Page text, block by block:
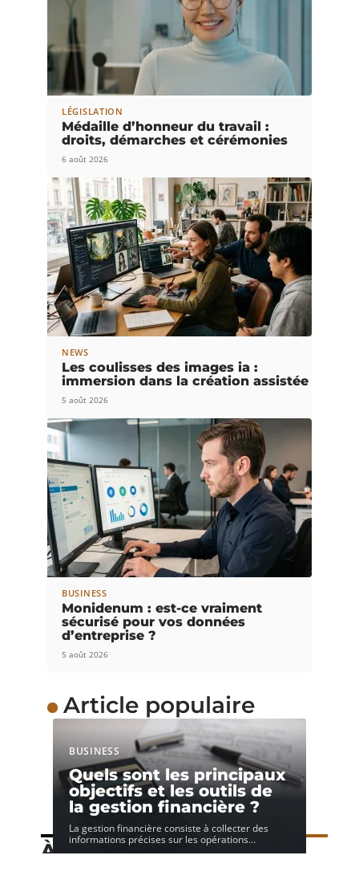
LÉGISLATION
Médaille d’honneur du travail :
droits, démarches et cérémonies
6 août 2026
NEWS
Les coulisses des images ia :
immersion dans la création assistée
5 août 2026
BUSINESS
Monidenum : est-ce vraiment
sécurisé pour vos données
d’entreprise ?
5 août 2026
Article populaire
BUSINESS
Quels sont les principaux
objectifs et les outils de
la gestion financière ?
La gestion financière consiste à collecter des
informations précises sur les opérations…
À découvrir